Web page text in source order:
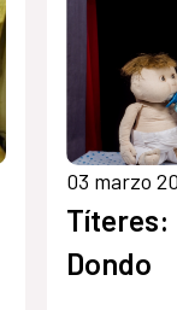
03 marzo
Títeres:
Dondo